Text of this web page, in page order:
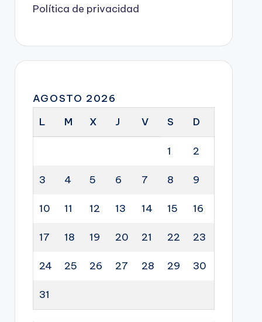
Política de privacidad
AGOSTO 2026
L
M X J V S D
1 2
3 4 5 6 7 8 9
10 11 12 13 14 15 16
17 18 19 20 21 22 23
24 25 26 27 28 29 30
31